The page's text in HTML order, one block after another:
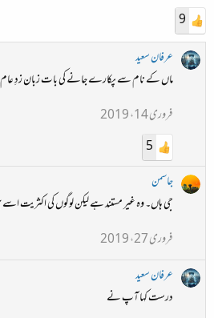
9
عرفان سعید
ماں کے نام سے پکارے جانے کی بات زبان زدِ عام
فروری 14، 2019
5
جاسمن
جی ہاں۔ وہ غیر مستند ہے لیکن لوگوں کی اکثریت
فروری 27، 2019
عرفان سعید
درست کہا آپ نے